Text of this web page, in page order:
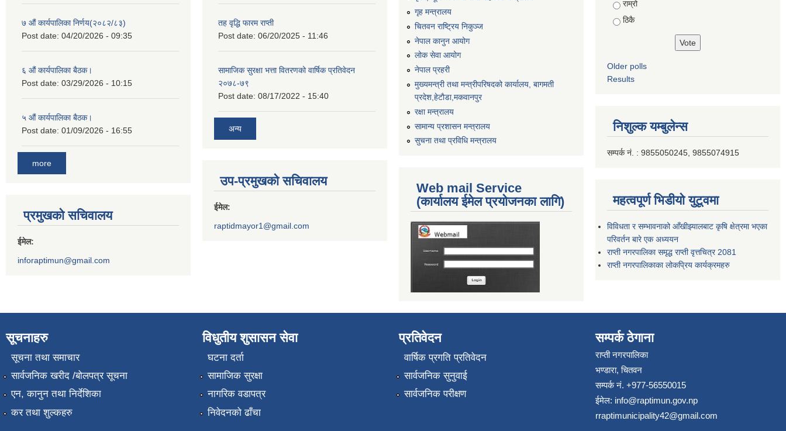
७ औं कार्यपालिका निर्णय(२०८२/८३)
Post date: 04/20/2026 - 09:35
६ औं कार्यपालिका बैठक।
Post date: 03/29/2026 - 10:15
५ औं कार्यपालिका बैठक।
Post date: 01/09/2026 - 16:55
more
प्रमुखको सचिवालय
ईमेल:
inforaptimun@gmail.com
तह वृद्धि फारम राप्ती
Post date: 06/20/2025 - 11:46
सामाजिक सुरक्षा भत्ता वितरणको वार्षिक प्रतिवेदन
२०७८-७९
Post date: 08/17/2022 - 15:40
अन्य
उप-प्रमुखको सचिवालय
ईमेल:
raptidmayor1@gmail.com
गृह मन्त्रालय
चितवन राष्ट्रिय निकुञ्ज
नेपाल कानुन आयोग
लोक सेवा आयोग
नेपाल प्रहरी
मुख्यमन्त्री तथा मन्त्रीपरिषदको कार्यालय, बागमती
प्रदेश,हेटाैडा,मकवानपुर
रक्षा मन्त्रालय
सामान्य प्रशासन मन्त्रालय
सुचना तथा प्रविधि मन्त्रालय
Web mail Service
(कार्यालय ईमेल प्रयोजनका लागि)
राम्रो
ठिकै
Older polls
Results
निशुल्क यम्बुलेन्स
सम्पर्क नं. : 9855050245, 9855074915
महत्वपूर्ण भिडीयो युटूवमा
विविधता र सम्भावनाको आँखीझ्यालबाट कृषि क्षेत्रमा भएका
परिवर्तन बारे एक अध्ययन
राप्ती नगरपालिका समृद्ध राप्ती वृत्तचित्र 2081
राप्ती नगरपालिकाका लोकप्रिय कार्यक्रमहरु
सूचनाहरु
सूचना तथा समाचार
सार्वजनिक खरीद /बोलपत्र सूचना
एन, कानुन तथा निर्देशिका
कर तथा शुल्कहरु
विधुतीय शुसासन सेवा
घटना दर्ता
सामाजिक सुरक्षा
नागरिक वडापत्र
निवेदनको ढाँचा
प्रतिवेदन
वार्षिक प्रगति प्रतिवेदन
सार्वजनिक सुनुवाई
सार्वजनिक परीक्षण
सम्पर्क ठेगाना
राप्ती नगरपालिका
भण्डारा, चितवन
सम्पर्क नं. +977-56550015
ईमेल: info@raptimun.gov.np
rraptimunicipality42@gmail.com